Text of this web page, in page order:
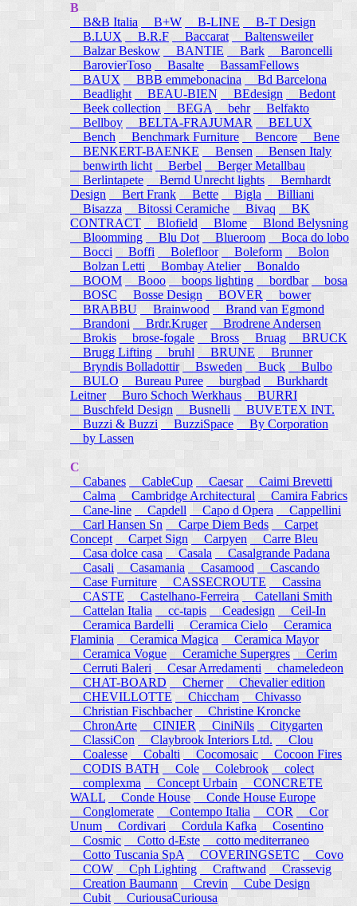
B
B&B Italia
B+W B-LINE
B-T Design
B.LUX
B.R.F Baccarat
Baltensweiler
Balzar Beskow
BANTIE Bark
Baroncelli
BarovierToso
Basalte
BassamFellows
BAUX
BBB emmebonacina
Bd Barcelona
Beadlight
BEAU-BIEN BEdesign
Bedont
Beek collection
BEGA behr
Belfakto
Bellboy
BELTA-FRAJUMAR
BELUX
Bench
Benchmark Furniture Bencore
Bene
BENKERT-BAENKE
Bensen
Bensen Italy
benwirth licht
Berbel
Berger Metallbau
Berlintapete
Bernd Unrecht lights
Bernhardt
Design
Bert Frank Bette Bigla
Billiani
Bisazza
Bitossi Ceramiche Bivaq
BK
CONTRACT
Blofield Blome Blond Belysning
Bloomming
Blu Dot Blueroom
Boca do lobo
Bocci
Boffi Bolefloor Boleform
Bolon
Bolzan Letti
Bombay Atelier
Bonaldo
BOOM
Booo boops lighting bordbar
bosa
BOSC
Bosse Design BOVER
bower
BRABBU
Brainwood
Brand van Egmond
Brandoni
Brdr.Kruger
Brodrene Andersen
Brokis
brose-fogale Bross Bruag
BRUCK
Brugg Lifting
bruhl BRUNE
Brunner
Bryndis Bolladottir
Bsweden Buck
Bulbo
BULO
Bureau Puree burgbad
Burkhardt
Leitner
Buro Schoch Werkhaus
BURRI
Buschfeld Design
Busnelli
BUVETEX INT.
Buzzi & Buzzi
BuzziSpace By Corporation
by Lassen
C
Cabanes
CableCup Caesar
Caimi Brevetti
Calma
Cambridge Architectural
Camira Fabrics
Cane-line
Capdell Capo d Opera
Cappellini
Carl Hansen Sn
Carpe Diem Beds
Carpet
Concept
Carpet Sign Carpyen
Carre Bleu
Casa dolce casa
Casala
Casalgrande Padana
Casali
Casamania Casamood
Cascando
Case Furniture
CASSECROUTE
Cassina
CASTE
Castelhano-Ferreira
Catellani Smith
Cattelan Italia
cc-tapis Ceadesign
Ceil-In
Ceramica Bardelli
Ceramica Cielo
Ceramica
Flaminia
Ceramica Magica
Ceramica Mayor
Ceramica Vogue
Ceramiche Supergres Cerim
Cerruti Baleri
Cesar Arredamenti
chameledeon
CHAT-BOARD
Cherner
Chevalier edition
CHEVILLOTTE
Chiccham
Chivasso
Christian Fischbacher
Christine Kroncke
ChronArte
CINIER CiniNils
Citygarten
ClassiCon
Claybrook Interiors Ltd.
Clou
Coalesse
Cobalti Cocomosaic
Cocoon Fires
CODIS BATH
Cole Colebrook
colect
complexma
Concept Urbain
CONCRETE
WALL
Conde House
Conde House Europe
Conglomerate
Contempo Italia COR
Cor
Unum
Cordivari Cordula Kafka
Cosentino
Cosmic
Cotto d-Este
cotto mediterraneo
Cotto Tuscania SpA
COVERINGSETC
Covo
COW
Cph Lighting Craftwand
Crassevig
Creation Baumann
Crevin
Cube Design
Cubit
CuriousaCuriousa